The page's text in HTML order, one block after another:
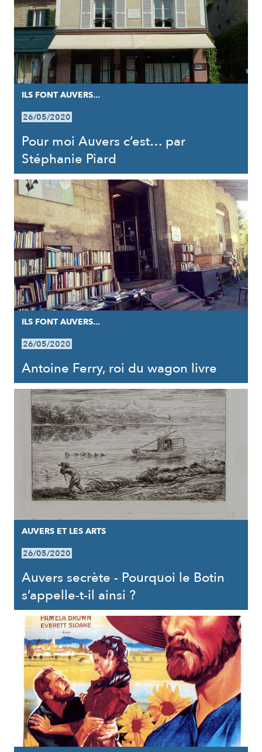
ILS FONT AUVERS...
26/05/2020
Pour moi Auvers c’est… par
Stéphanie Piard
ILS FONT AUVERS...
26/05/2020
Antoine Ferry, roi du wagon livre
AUVERS ET LES ARTS
26/05/2020
Auvers secrète - Pourquoi le Botin
s’appelle-t-il ainsi ?